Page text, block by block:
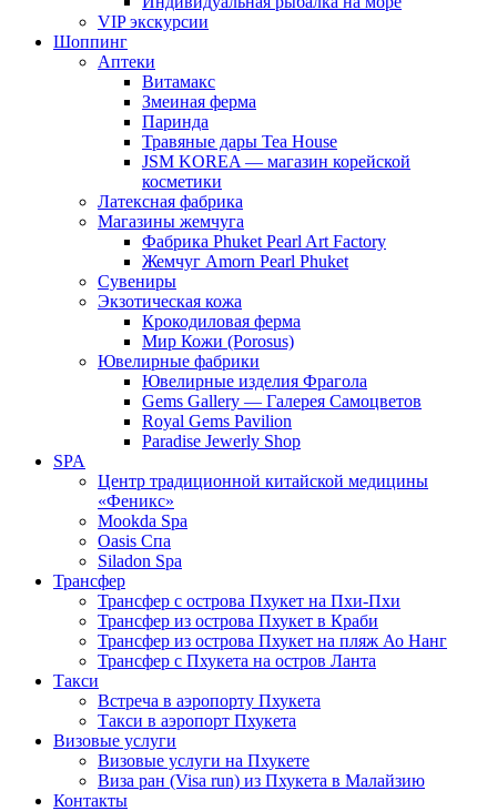
VIP экскурсии
Шоппинг
Аптеки
Витамакс
Змеиная ферма
Паринда
Травяные дары Tea House
JSM KOREA — магазин корейской
косметики
Латексная фабрика
Магазины жемчуга
Фабрика Phuket Pearl Art Factory
Жемчуг Amorn Pearl Phuket
Сувениры
Экзотическая кожа
Крокодиловая ферма
Мир Кожи (Porosus)
Ювелирные фабрики
Ювелирные изделия Фрагола
Gems Gallery — Галерея Самоцветов
Royal Gems Pavilion
Paradise Jewerly Shop
SPA
Центр традиционной китайской медицины
«Феникс»
Mookda Spa
Oasis Спа
Siladon Spa
Трансфер
Трансфер с острова Пхукет на Пхи-Пхи
Трансфер из острова Пхукет в Краби
Трансфер из острова Пхукет на пляж Ао Нанг
Трансфер с Пхукета на остров Ланта
Такси
Встреча в аэропорту Пхукета
Такси в аэропорт Пхукета
Визовые услуги
Визовые услуги на Пхукете
Виза ран (Visa run) из Пхукета в Малайзию
Контакты